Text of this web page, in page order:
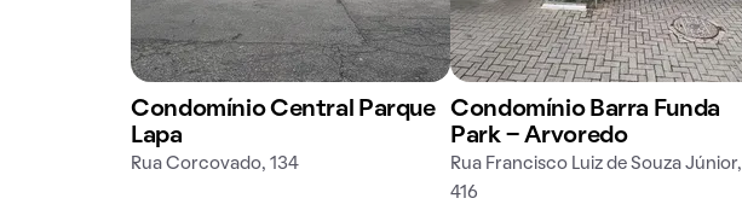
Condomínio Central Parque
Lapa
Rua Corcovado, 134
Condomínio Barra Funda
Park - Arvoredo
Rua Francisco Luiz de Souza Júnior,
416